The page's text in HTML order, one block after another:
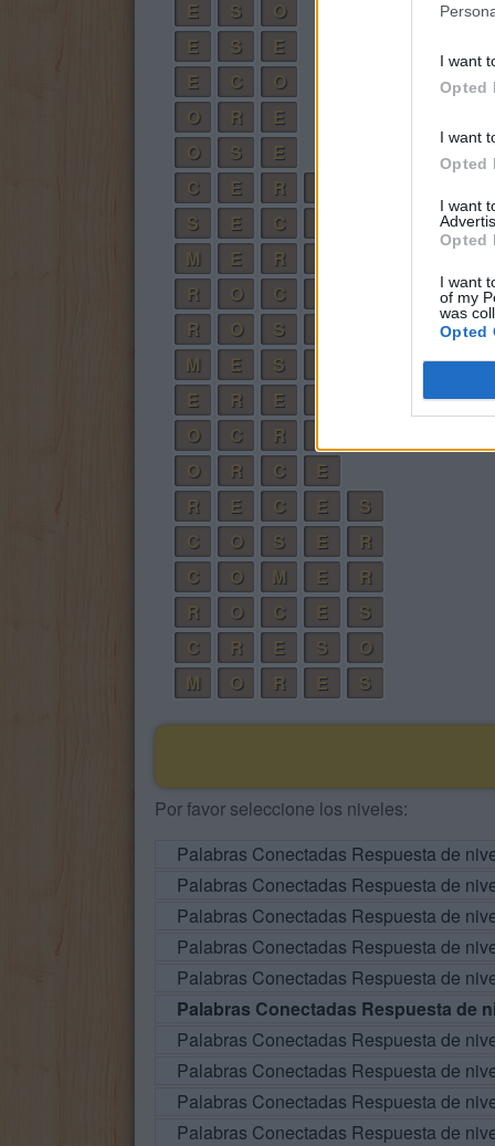
I want
Opted
I want
Opted
I want
Opted
I want
of my
was
Opted
E
S
O
E
S
E
E
C
O
O
R
E
O
S
E
C
E R
S
E C
M
E R
R
O C
R
O S
M
E S
E
R E
O
C R
O
R C
E
R
E C E
S
C
O S E
R
C
O M E
R
R
O C E
S
C
R E S
O
M
O R E S
Por favor seleccione los niveles:
Palabras Conectadas Respuesta de
Palabras Conectadas Respuesta de
Palabras Conectadas Respuesta de
Palabras Conectadas Respuesta de
Palabras Conectadas Respuesta de
Palabras Conectadas Respuesta de
Palabras Conectadas Respuesta de
Palabras Conectadas Respuesta de
Palabras Conectadas Respuesta de
Palabras Conectadas Respuesta de